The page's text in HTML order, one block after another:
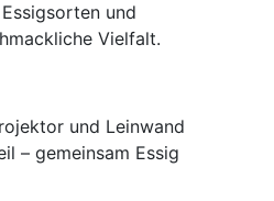
und
Vielfalt.
und Leinwand
– gemeinsam Essig